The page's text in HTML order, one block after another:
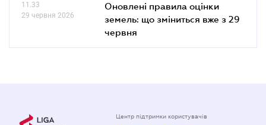
11.33
29 червня 2026
Оновлені правила оцінки
земель: що зміниться вже з 29
червня
Центр підтримки користувачів